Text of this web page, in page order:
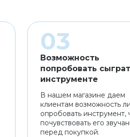
Возможность
попробовать
инструменте
В нашем магазине даем
клиентам возможность
опробовать инструмент,
почувствовать его
перед покупкой.